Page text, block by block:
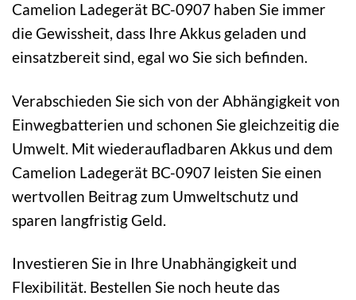
Camelion Ladegerät BC-0907 haben Sie immer
die Gewissheit, dass Ihre Akkus geladen und
einsatzbereit sind, egal wo Sie sich befinden.
Verabschieden Sie sich von der Abhängigkeit von
Einwegbatterien und schonen Sie gleichzeitig die
Umwelt. Mit wiederaufladbaren Akkus und dem
Camelion Ladegerät BC-0907 leisten Sie einen
wertvollen Beitrag zum Umweltschutz und
sparen langfristig Geld.
Investieren Sie in Ihre Unabhängigkeit und
Flexibilität. Bestellen Sie noch heute das